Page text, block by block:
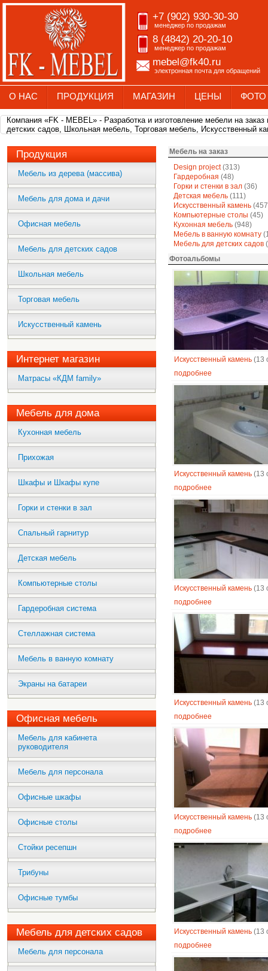
+7 (902) 930-30-30
менеджер по продажам
8 (4842) 20-20-10
менеджер по продажам
mebel@fk40.ru
электронная почта для обращений
О НАС ПРОДУКЦИЯ МАГАЗИН ЦЕНЫ ФОТО
Компания «FK - MEBEL» - Разработка и изготовление мебели на
детских садов, Школьная мебель, Торговая мебель, Искусственный
Продукция
Мебель из дерева (массива)
Мебель для дома и дачи
Офисная мебель
Мебель для детских садов
Школьная мебель
Торговая мебель
Искусственный камень
Интернет магазин
Матрасы «КДМ family»
Мебель для дома
Кухонная мебель
Прихожая
Шкафы и Шкафы купе
Горки и стенки в зал
Спальный гарнитур
Детская мебель
Компьютерные столы
Гардеробная система
Стеллажная система
Мебель в ванную комнату
Экраны на батареи
Офисная мебель
Мебель для кабинета
руководителя
Мебель для персонала
Офисные шкафы
Офисные столы
Стойки ресепшн
Трибуны
Офисные тумбы
Мебель для детских садов
Мебель для персонала
Мебель на заказ
Design project(313)
Гардеробная (48)
Горки и стенки в зал (36)
Детская мебель (111)
Искусственный камень
Компьютерные столы (45)
Кухонная мебель (948)
Мебель в ванную комнату
Мебель для детских садов
Фотоальбомы
Искусственный камень (13
подробнее
Искусственный камень (13
подробнее
Искусственный камень (13
подробнее
Искусственный камень (13
подробнее
Искусственный камень (13
подробнее
Искусственный камень (13
подробнее